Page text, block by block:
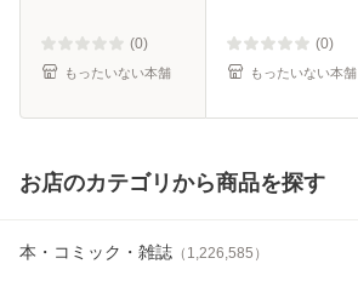
(0)
もったいない本舗
(0)
もったいない本舗
お店のカテゴリから商品を探す
本・コミック・雑誌 （ 1,226,585 ）